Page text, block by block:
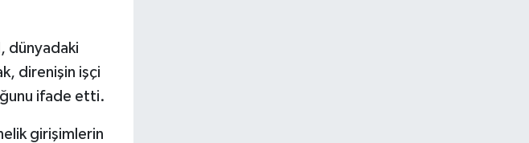
dünyadaki
direnişin işçi
ifade etti.
girişimlerin